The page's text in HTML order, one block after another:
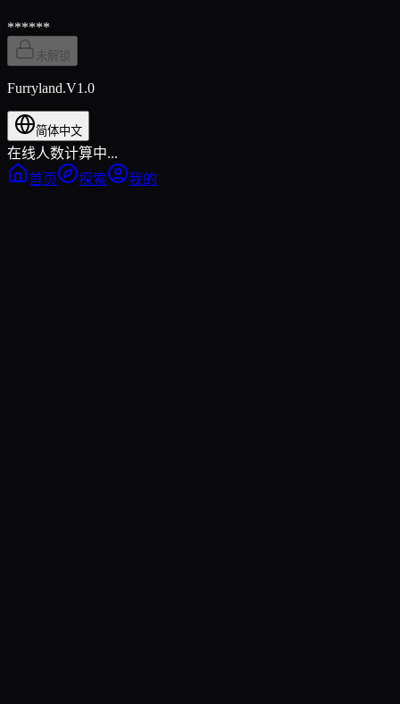
******
未解锁
Furryland.V1.0
简体中文
在线人数计算中...
首页
探索 我的